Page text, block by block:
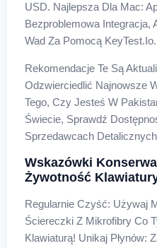
USD. Najlepsza Dla Mac:
Bezproblemowa Integracja,
Wad Za Pomocą KeyTest.io.
Rekomendacje Te Są
Odzwierciedlić Najnowsze
Tego, Czy Jesteś W
Świecie, Sprawdź
Sprzedawcach
Wskazówki
Żywotność
Regularnie Czyść: Używaj
Ściereczki Z Mikrofibry Co
Klawiaturą! Unikaj Płynów: